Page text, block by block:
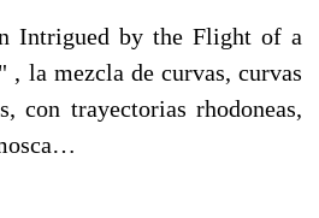
Intrigued by the Flight of a
la mezcla de curvas, curvas
con trayectorias rhodoneas,